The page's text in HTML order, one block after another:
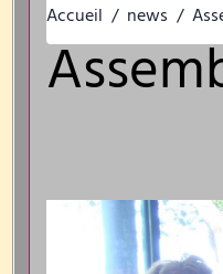
Accueil news